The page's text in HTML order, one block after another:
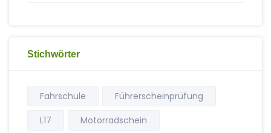
Stichwörter
Fahrschule
Führerscheinprüfung
L17
Motorradschein